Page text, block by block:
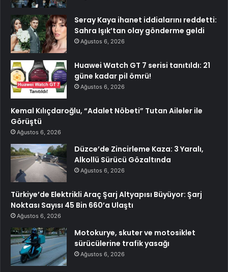
Seray Kaya ihanet iddialarını reddetti:
Sahra Işık’tan olay gönderme geldi
Ağustos 6, 2026
Huawei Watch GT 7 serisi tanıtıldı: 21
güne kadar pil ömrü!
Ağustos 6, 2026
Kemal Kılıçdaroğlu, “Adalet Nöbeti” Tutan Aileler ile
Görüştü
Ağustos 6, 2026
Düzce’de Zincirleme Kaza: 3 Yaralı,
Alkollü Sürücü Gözaltında
Ağustos 6, 2026
Türkiye’de Elektrikli Araç Şarj Altyapısı Büyüyor: Şarj
Noktası Sayısı 45 Bin 660’a Ulaştı
Ağustos 6, 2026
Motokurye, skuter ve motosiklet
sürücülerine trafik yasağı
Ağustos 6, 2026